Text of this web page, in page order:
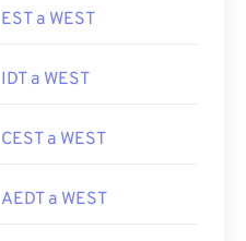
EST a WEST
IDT a WEST
CEST a WEST
AEDT a WEST